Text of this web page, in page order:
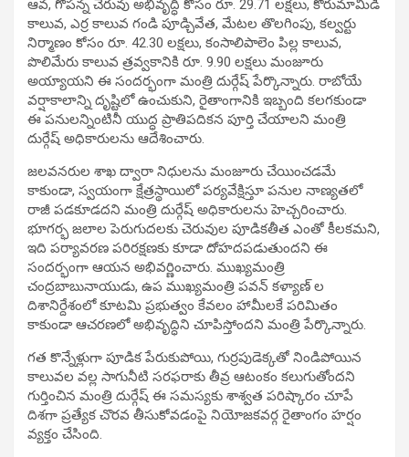
ఆవ, గోపన్న చెరువు అభివృద్ధి కోసం రూ. 29.71 లక్షలు, కోరుమామిడి
కాలువ, ఎర్ర కాలువ గండి పూడ్చివేత, మేటల తొలగింపు, కల్వర్టు
నిర్మాణం కోసం రూ. 42.30 లక్షలు, కంసాలిపాలెం పిల్ల కాలువ,
పొలిమేరు కాలువ త్రవ్వకానికి రూ. 9.90 లక్షలు మంజూరు
అయ్యాయని ఈ సందర్భంగా మంత్రి దుర్గేష్ పేర్కొన్నారు. రాబోయే
వర్షాకాలాన్ని దృష్టిలో ఉంచుకుని, రైతాంగానికి ఇబ్బంది కలగకుండా
ఈ పనులన్నింటినీ యుద్ధ ప్రాతిపదికన పూర్తి చేయాలని మంత్రి
దుర్గేష్ అధికారులను ఆదేశించారు.
జలవనరుల శాఖ ద్వారా నిధులను మంజూరు చేయించడమే
కాకుండా, స్వయంగా క్షేత్రస్థాయిలో పర్యవేక్షిస్తూ పనుల నాణ్యతలో
రాజీ పడకూడదని మంత్రి దుర్గేష్ అధికారులను హెచ్చరించారు.
భూగర్భ జలాల పెరుగుదలకు చెరువుల పూడికతీత ఎంతో కీలకమని,
ఇది పర్యావరణ పరిరక్షణకు కూడా దోహదపడుతుందని ఈ
సందర్భంగా ఆయన అభివర్ణించారు. ముఖ్యమంత్రి
చంద్రబాబునాయుడు, ఉప ముఖ్యమంత్రి పవన్ కళ్యాణ్ ల
దిశానిర్దేశంలో కూటమి ప్రభుత్వం కేవలం హామీలకే పరిమితం
కాకుండా ఆచరణలో అభివృద్ధిని చూపిస్తోందని మంత్రి పేర్కొన్నారు.
గత కొన్నేళ్లుగా పూడిక పేరుకుపోయి, గుర్రపుడెక్కతో నిండిపోయిన
కాలువల వల్ల సాగునీటి సరఫరాకు తీవ్ర ఆటంకం కలుగుతోందని
గుర్తించిన మంత్రి దుర్గేష్ ఈ సమస్యకు శాశ్వత పరిష్కారం చూపే
దిశగా ప్రత్యేక చొరవ తీసుకోవడంపై నియోజకవర్గ రైతాంగం హర్షం
వ్యక్తం చేసింది.